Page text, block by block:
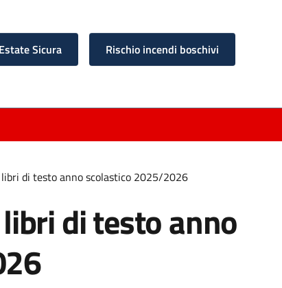
Sicura Rischio incendi boschivi
di testo anno scolastico 2025/2026
di testo anno